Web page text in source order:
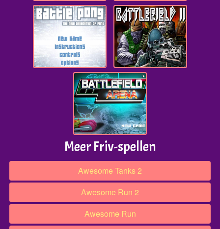
Meer Friv-spellen
Awesome Tanks 2
Awesome Run 2
Awesome Run